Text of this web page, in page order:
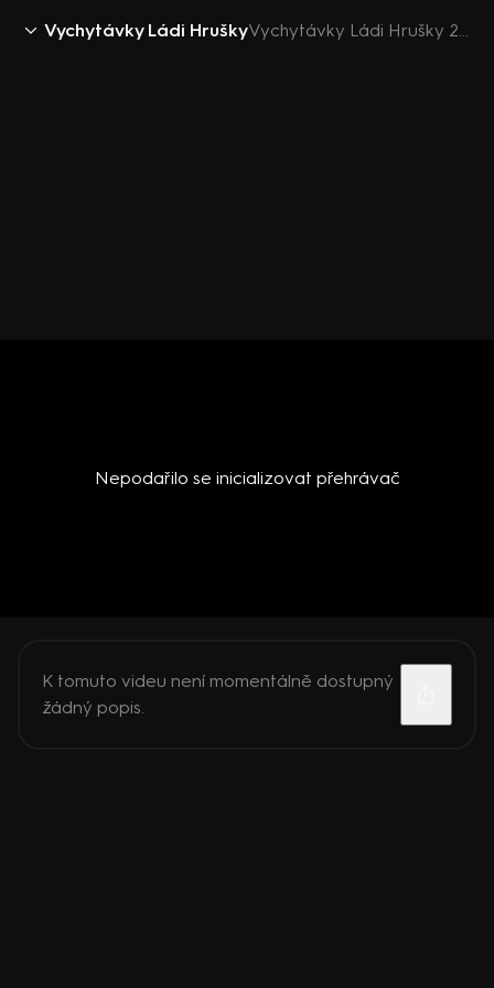
Vychytávky Ládi Hrušky Vychytávky Ládi Hrušky 2016 (25) - upoutávka
Nepodařilo se inicializovat přehrávač
K tomuto videu není momentálně dostupný
žádný popis.